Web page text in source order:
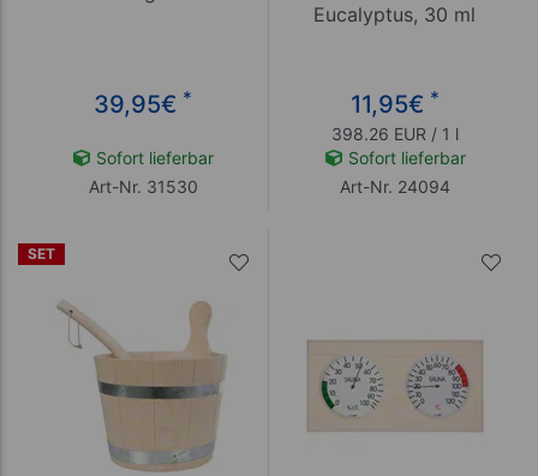
39,95€ *
Sofort lieferbar
Art-Nr. 31530
Eucalyptus, 30 ml
11,95€ *
398.26 EUR / 1 l
Sofort lieferbar
Art-Nr. 24094
SET